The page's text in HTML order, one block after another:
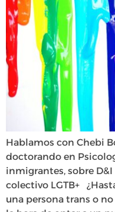
Hablamos con Chebi
doctorando en
inmigrantes, sobre
colectivo LGTB+
una persona trans o